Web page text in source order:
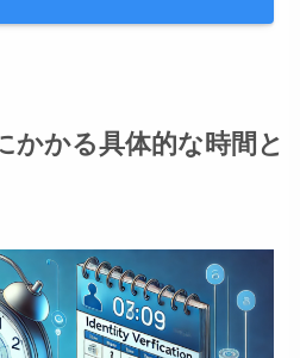
かかる具体的な時間と